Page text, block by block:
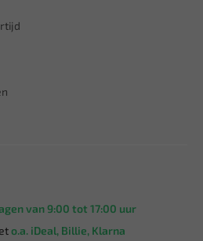
van 9:00 tot 17:00 uur
o.a. iDeal, Billie, Klarna